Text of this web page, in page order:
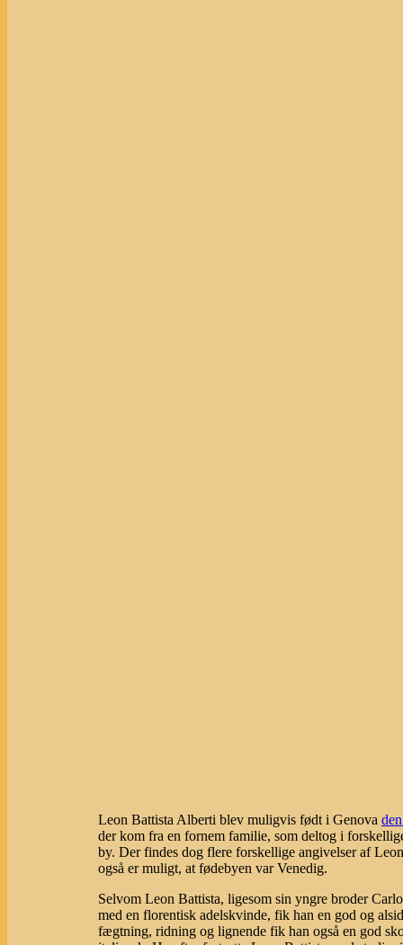
Leon Battista Alberti blev muligvis født i Genova
der kom fra en fornem familie, som deltog i
by. Der findes dog flere forskellige angivelser af
også er muligt, at fødebyen var Venedig.
Selvom Leon Battista, ligesom sin yngre broder
med en florentisk adelskvinde, fik han en god og
fægtning, ridning og lignende fik han også en god